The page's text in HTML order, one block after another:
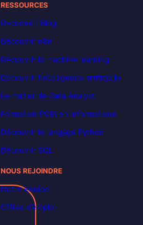
RESSOURCES
Decoded | Blog
Découvrir n8n
Découvrir le machine learning
Découvrir l’intelligence artificielle
Le métier de Data Analyst
Formation POEI en informatique
Découvrir le langage Python
Découvrir SQL
NOUS REJOINDRE
Notre équipe
Offres d’emploi